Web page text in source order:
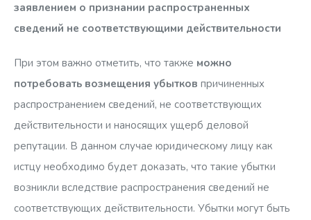
заявлением о признании распространенных
сведений не соответствующими действительности
При этом важно отметить, что также можно
потребовать возмещения убытков причиненных
распространением сведений, не соответствующих
действительности и наносящих ущерб деловой
репутации. В данном случае юридическому лицу как
истцу необходимо будет доказать, что такие убытки
возникли вследствие распространения сведений не
соответствующих действительности. Убытки могут быть